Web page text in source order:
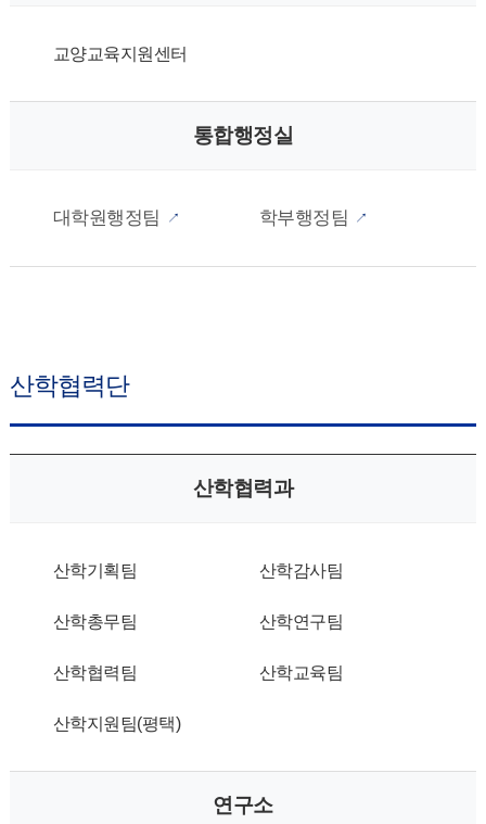
교양교육지원센터
통합행정실
대학원행정팀 학부행정팀
산학협력단
산학협력과
산학기획팀 산학감사팀
산학총무팀 산학연구팀
산학협력팀 산학교육팀
산학지원팀(평택)
연구소